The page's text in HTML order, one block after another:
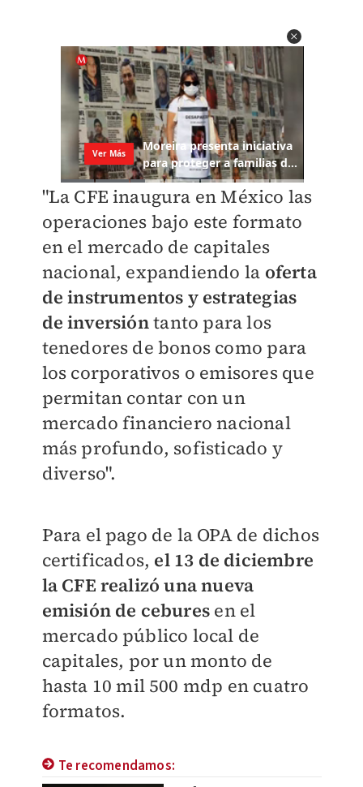
"La CFE inaugura en México las
operaciones bajo este formato
en el mercado de capitales
nacional, expandiendo la oferta
de instrumentos y estrategias
de inversióntanto para los
tenedores de bonos como para
los corporativos o emisores que
permitan contar con un
mercado financiero nacional
más profundo, sofisticado y
diverso".
Para el pago de la OPA de dichos
certificados, el 13 de diciembre
la CFE realizó una nueva
emisión de cebures en el
mercado público local de
capitales, por un monto de
hasta 10 mil 500 mdp en cuatro
formatos.
Te recomendamos: